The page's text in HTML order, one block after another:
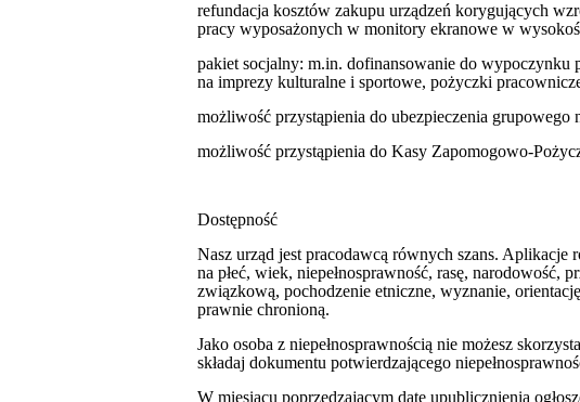
refundacja kosztów zakupu urządzeń korygujących
pracy wyposażonych w monitory ekranowe w
pakiet socjalny: m.in. dofinansowanie do wypoczynku
na imprezy kulturalne i sportowe, pożyczki
możliwość przystąpienia do ubezpieczenia grupowego
możliwość przystąpienia do Kasy Zapomogowo-
Dostępność
Nasz urząd jest pracodawcą równych szans. Aplikacje
na płeć, wiek, niepełnosprawność, rasę, narodowość,
związkową, pochodzenie etniczne, wyznanie,
prawnie chronioną.
Jako osoba z niepełnosprawnością nie możesz
składaj dokumentu potwierdzającego
W miesiącu poprzedzającym datę upublicznienia